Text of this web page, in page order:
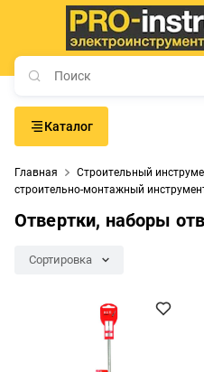
Каталог
Главная Строительный
строительно-монтажный
Отвертки, наборы
Сортировка